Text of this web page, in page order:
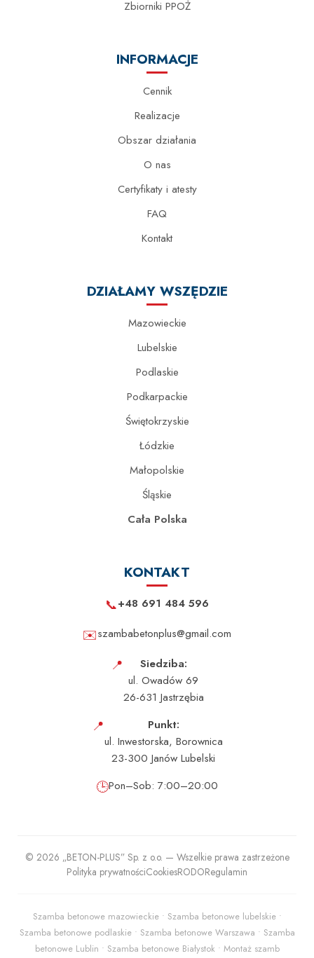
Zbiorniki PPOŻ
INFORMACJE
Cennik
Realizacje
Obszar działania
O nas
Certyfikaty i atesty
FAQ
Kontakt
DZIAŁAMY WSZĘDZIE
Mazowieckie
Lubelskie
Podlaskie
Podkarpackie
Świętokrzyskie
Łódzkie
Małopolskie
Śląskie
Cała Polska
KONTAKT
📞+48 691 484 596
✉️szambabetonplus@gmail.com
📍
Siedziba:
ul. Owadów 69
26-631 Jastrzębia
📍
Punkt:
ul. Inwestorska, Borownica
23-300 Janów Lubelski
🕒Pon–Sob: 7:00–20:00
© 2026 „BETON-PLUS” Sp. z o.o. — Wszelkie prawa zastrzeżone
Polityka prywatnościCookiesRODORegulamin
Szamba betonowe mazowieckie • Szamba betonowe lubelskie •
Szamba betonowe podlaskie • Szamba betonowe Warszawa • Szamba
betonowe Lublin • Szamba betonowe Białystok • Montaż szamb